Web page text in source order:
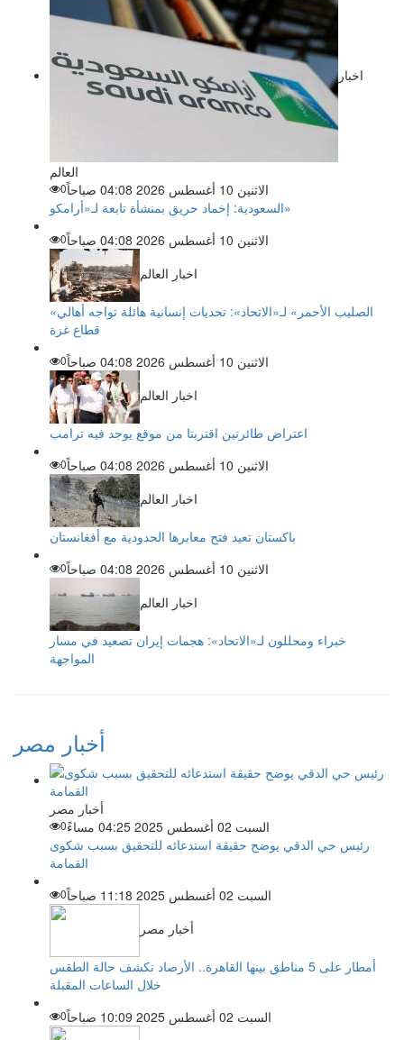
اخبار
العالم
الاثنين 10 أغسطس 2026 04:08 صباحاً
0
السعودية: إخماد حريق بمنشأة تابعة لـ«أرامكو»
الاثنين 10 أغسطس 2026 04:08 صباحاً
0
اخبار العالم
«الصليب الأحمر» لـ«الاتحاد»: تحديات إنسانية هائلة تواجه أهالي
قطاع غزة
الاثنين 10 أغسطس 2026 04:08 صباحاً
0
اخبار العالم
اعتراض طائرتين اقتربتا من موقع يوجد فيه ترامب
الاثنين 10 أغسطس 2026 04:08 صباحاً
0
اخبار العالم
باكستان تعيد فتح معابرها الحدودية مع أفغانستان
الاثنين 10 أغسطس 2026 04:08 صباحاً
0
اخبار العالم
خبراء ومحللون لـ«الاتحاد»: هجمات إيران تصعيد في مسار
المواجهة
أخبار مصر
أخبار مصر
السبت 02 أغسطس 2025 04:25 مساءً
0
رئيس حي الدقي يوضح حقيقة استدعائه للتحقيق بسبب شكوى
القمامة
السبت 02 أغسطس 2025 11:18 صباحاً
0
أخبار مصر
أمطار على 5 مناطق بينها القاهرة.. الأرصاد تكشف حالة الطقس
خلال الساعات المقبلة
السبت 02 أغسطس 2025 10:09 صباحاً
0